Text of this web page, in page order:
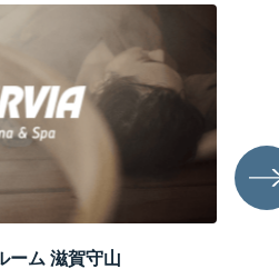
S-UNIFORM